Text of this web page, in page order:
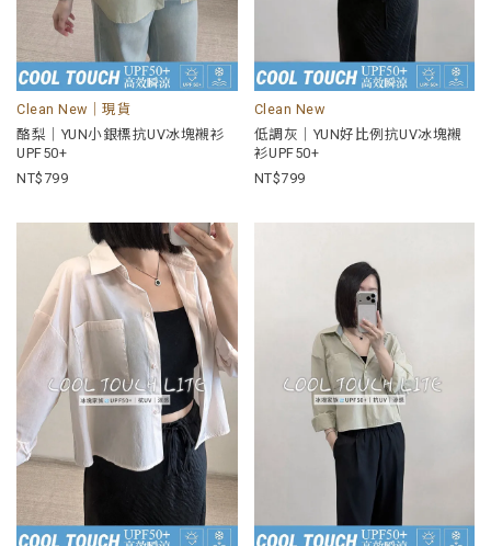
Clean New｜現貨
酪梨｜YUN小銀標抗UV冰塊襯衫
UPF50+
799
Clean New
低調灰｜YUN好比例抗UV冰塊襯
衫UPF50+
799